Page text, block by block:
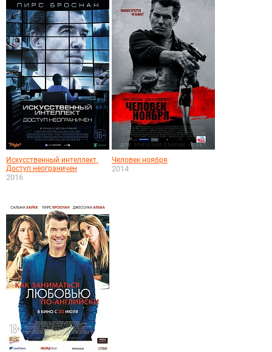
Искусственный интеллект.
Доступ неограничен
2016
Человек ноября
2014